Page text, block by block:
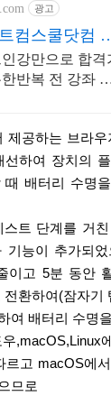
광고
컴스쿨닷컴
기프티콘!
강만으로 합격
반복 전 강좌
하여 장치의
때 배터리 수명
스트 단계를 거
기능이 추가되
이고 5분 동안
환하여(잠자기
여 배터리 수명
,macOS,Linux
고 macOS에
므로